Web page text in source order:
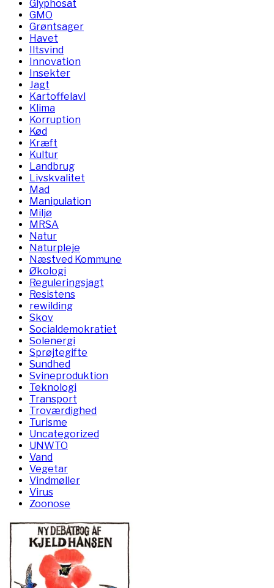
Glyphosat
GMO
Grøntsager
Havet
Iltsvind
Innovation
Insekter
Jagt
Kartoffelavl
Klima
Korruption
Kød
Kræft
Kultur
Landbrug
Livskvalitet
Mad
Manipulation
Miljø
MRSA
Natur
Naturpleje
Næstved Kommune
Økologi
Reguleringsjagt
Resistens
rewilding
Skov
Socialdemokratiet
Solenergi
Sprøjtegifte
Sundhed
Svineproduktion
Teknologi
Transport
Troværdighed
Turisme
Uncategorized
UNWTO
Vand
Vegetar
Vindmøller
Virus
Zoonose